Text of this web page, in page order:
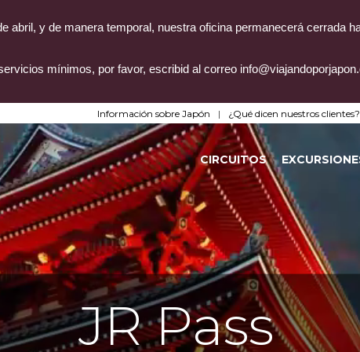
abril, y de manera temporal, nuestra oficina permanecerá cerrada
mínimos, por favor, escribid al correo
Información sobre Japón ¿Qué dicen nuestros clientes?
CIRCUITOS
JR Pass